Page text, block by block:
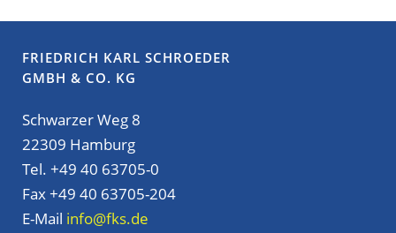
FRIEDRICH KARL SCHROEDER
GMBH & CO. KG
Schwarzer Weg 8
22309 Hamburg
Tel. +49 40 63705-0
Fax +49 40 63705-204
E-Mail info@fks.de